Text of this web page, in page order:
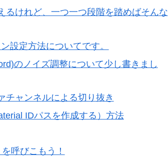
るけれど、一つ一つ段階を踏めばそんな
設定方法についてです。
のノイズ調整について少し書きまし
チャンネルによる切り抜き
IDパスを作成する）方法
呼びこもう！